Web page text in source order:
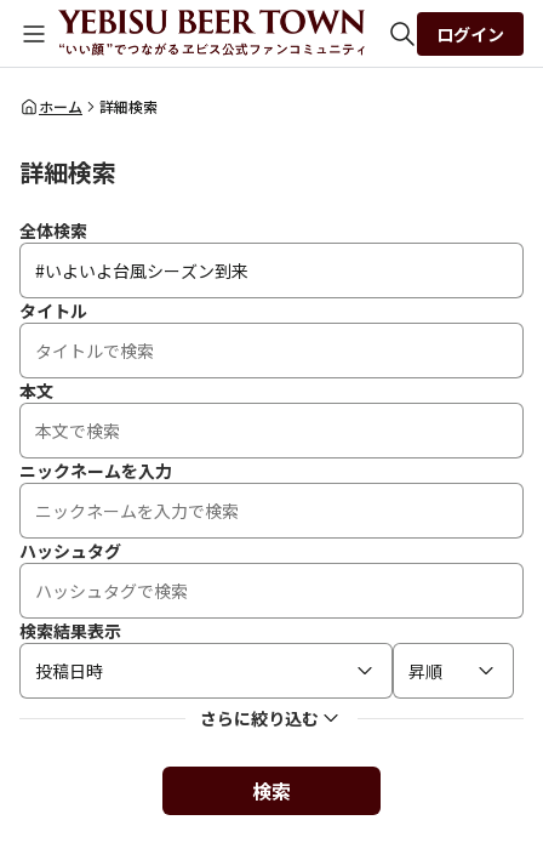
全体検索
ログイン
ホーム 詳細検索
詳細検索
全体検索
タイトル
本文
ニックネームを入力
ハッシュタグ
検索結果表示
投稿日時
昇順
さらに絞り込む
検索